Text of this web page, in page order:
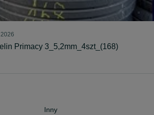
Primacy 3_5,2mm_4szt_(168)
Inny